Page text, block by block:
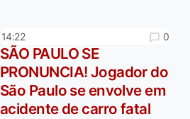
14:22 0
SÃO PAULO SE
PRONUNCIA! Jogador do
São Paulo se envolve em
acidente de carro fatal